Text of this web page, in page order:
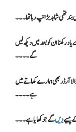
تھی شاہد بڑا تپ رہا تھا ۔۔۔
رکھنا ان کو بعد میں دیکھ لیں
گے۔۔۔۔
آرڈر بھی ہمارے کھاتے میں
ہے۔۔۔۔
پیسےدیںگے جو کھایا ہے ۔۔۔